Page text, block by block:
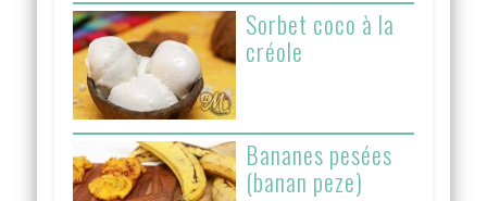
Sorbet coco à la
créole
Bananes pesées
(banan peze)